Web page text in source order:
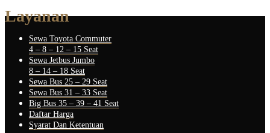
Layanan
Sewa Toyota Commuter
4 – 8 – 12 – 15 Seat
Sewa Jetbus Jumbo
8 – 14 – 18 Seat
Sewa Bus 25 – 29 Seat
Sewa Bus 31 – 33 Seat
Big Bus 35 – 39 – 41 Seat
Daftar Harga
Syarat Dan Ketentuan